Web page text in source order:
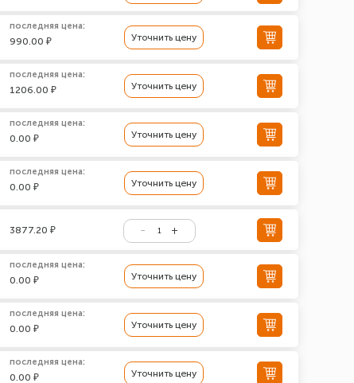
последняя цена:
990.00 ₽ Уточнить цену
последняя цена:
1206.00 ₽ Уточнить цену
последняя цена:
0.00 ₽ Уточнить цену
последняя цена:
0.00 ₽ Уточнить цену
3877.20 ₽
последняя цена:
0.00 ₽ Уточнить цену
последняя цена:
0.00 ₽ Уточнить цену
последняя цена:
0.00 ₽ Уточнить цену